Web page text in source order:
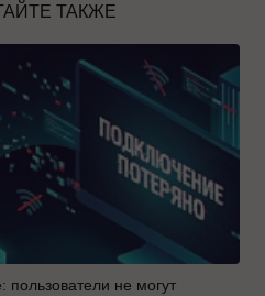
ТАКЖЕ
пользователи не могут